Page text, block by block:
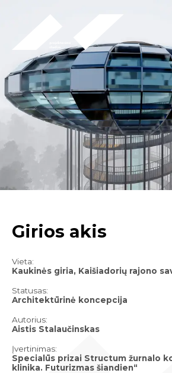
Girios akis
Vieta:
Kaukinės giria, Kaišiadorių rajono
Statusas:
Architektūrinė koncepcija
Autorius:
Aistis Stalaučinskas
Įvertinimas:
Specialūs prizai Structum žurnalo
klinika. Futurizmas šiandien“